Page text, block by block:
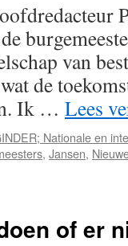
van
de
Ik … Lees
Nationale en
, Jansen,
of er